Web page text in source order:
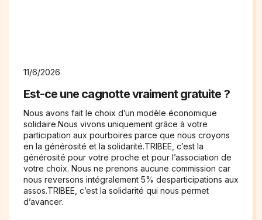
11/6/2026
Est-ce une cagnotte vraiment gratuite ?
Nous avons fait le choix d’un modèle économique
solidaire.Nous vivons uniquement grâce à votre
participation aux pourboires parce que nous croyons
en la générosité et la solidarité.TRIBEE, c’est la
générosité pour votre proche et pour l’association de
votre choix. Nous ne prenons aucune commission car
nous reversons intégralement 5% desparticipations aux
assos.TRIBEE, c’est la solidarité qui nous permet
d’avancer.